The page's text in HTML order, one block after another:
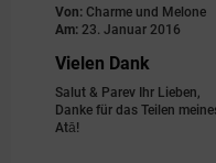
Von: Charme und Melone
Am: 23. Januar 2016
Vielen Dank
Salut & Parev Ihr Lieben,
Danke für das Teilen
Atā!